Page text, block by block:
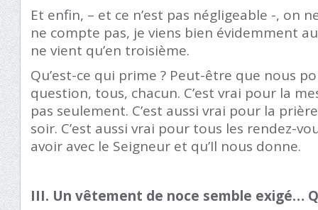
Et enfin, – et ce n’est pas négligeable -, on
ne compte pas, je viens bien évidemment
ne vient qu’en troisième.
Qu’est-ce qui prime ? Peut-être que nous
question, tous, chacun. C’est vrai pour la
pas seulement. C’est aussi vrai pour la
soir. C’est aussi vrai pour tous les rendez-
avoir avec le Seigneur et qu’Il nous donne.
III. Un vêtement de noce semble exigé…